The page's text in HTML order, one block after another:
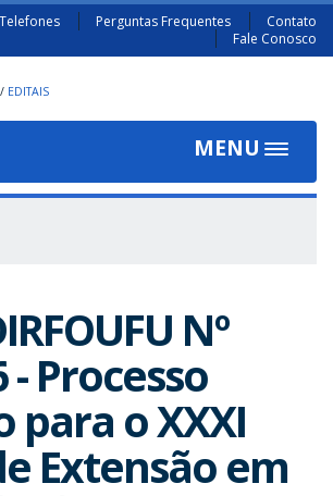
Telefones Perguntas Frequentes
Contato
Fale Conosco
/ EDITAIS
MENU
Toggle
Nº
- Processo
para o XXXI
Extensão em